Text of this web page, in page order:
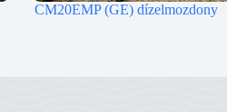
CM20EMP (GE) dízelmozdony